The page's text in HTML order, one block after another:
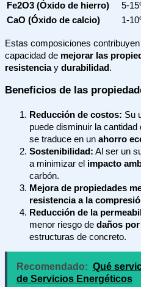
Fe2O3 (Óxido de hierro)
5-
CaO (Óxido de calcio)
1-
Estas composiciones
capacidad de mejorar las
resistenciay durabilidad .
Beneficios de las
Reducción de costos: Su
puede disminuir la
se traduce en un ahorro
Sostenibilidad: Al ser un
a minimizar el impacto
carbón.
Mejora de propiedades
resistencia a la
Reducción de la
menor riesgo de daños por
estructuras de concreto.
Recomendado: Qué
de Servicios Energéticos